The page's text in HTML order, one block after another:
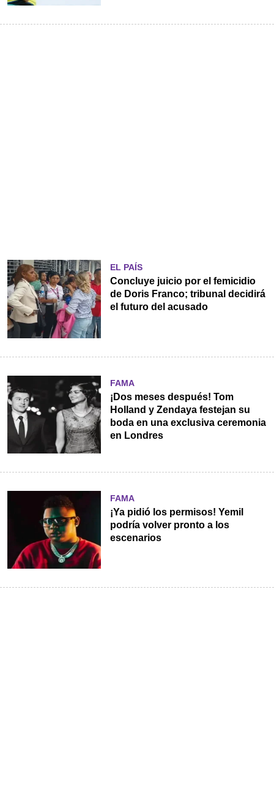
EL PAÍS
Concluye juicio por el femicidio
de Doris Franco; tribunal decidirá
el futuro del acusado
FAMA
¡Dos meses después! Tom
Holland y Zendaya festejan su
boda en una exclusiva ceremonia
en Londres
FAMA
¡Ya pidió los permisos! Yemil
podría volver pronto a los
escenarios